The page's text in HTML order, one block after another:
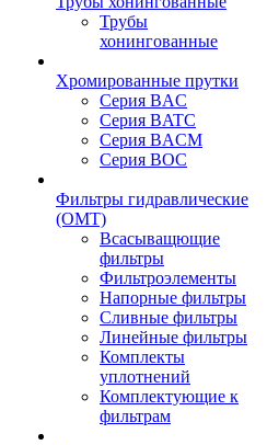
Трубы
хонингованные
Хромированные прутки
Серия BAC
Серия BATC
Серия BACM
Серия BOC
Фильтры гидравлические
(OMT)
Всасыващющие
фильтры
Фильтроэлементы
Напорные фильтры
Сливные фильтры
Линейные фильтры
Комплекты
уплотнений
Комплектующие к
фильтрам